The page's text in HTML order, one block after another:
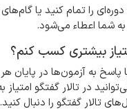
را تمام کنید یا
شما اعطاء می‌شود.
بیشتری کسب کنم؟
پاسخ به آزمون‌ها در پایان
در تالار گفتگو
تالار گفتگو را دنبال کنید.